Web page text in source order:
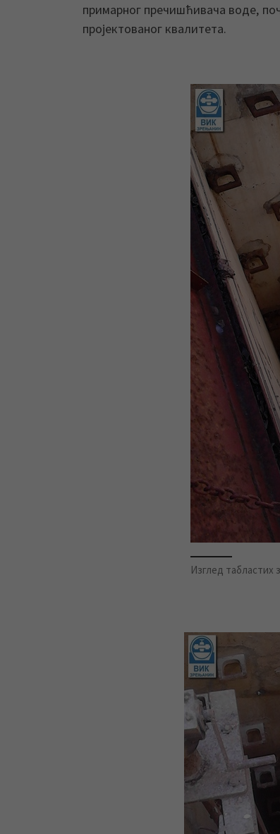
примарног пречишћивача воде,
пројектованог квалитета.
Изглед табластих